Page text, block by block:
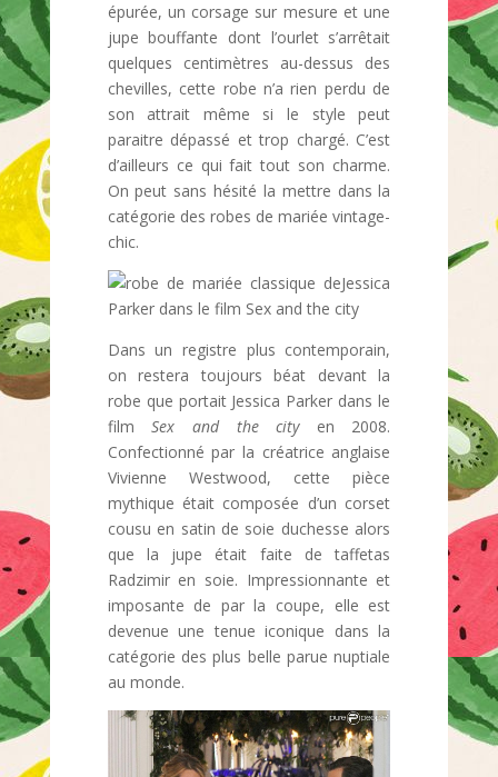
épurée, un corsage sur mesure et une
jupe bouffante dont l’ourlet s’arrêtait
quelques centimètres au-dessus des
chevilles, cette robe n’a rien perdu de
son attrait même si le style peut
paraitre dépassé et trop chargé. C’est
d’ailleurs ce qui fait tout son charme.
On peut sans hésité la mettre dans la
catégorie des robes de mariée vintage-
chic.
Dans un registre plus contemporain,
on restera toujours béat devant la
robe que portait Jessica Parker dans le
filmSex and the cityen 2008.
Confectionné par la créatrice anglaise
Vivienne Westwood, cette pièce
mythique était composée d’un corset
cousu en satin de soie duchesse alors
que la jupe était faite de taffetas
Radzimir en soie. Impressionnante et
imposante de par la coupe, elle est
devenue une tenue iconique dans la
catégorie des plus belle parue nuptiale
au monde.